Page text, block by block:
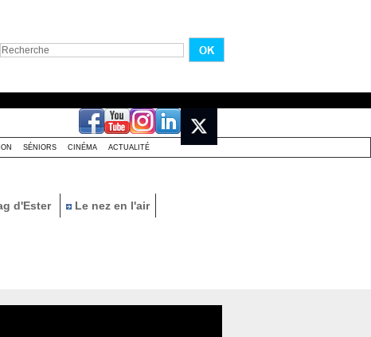
SÉNIORS CINÉMA ACTUALITÉ
d'Ester Le nez en l'air